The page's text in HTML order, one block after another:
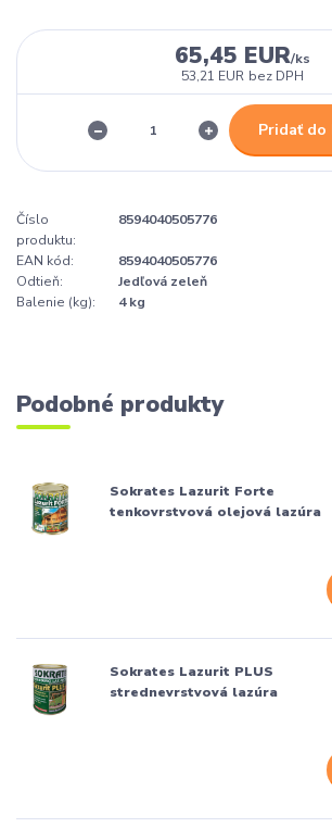
65,45 EUR/ks
53,21 EUR bez DPH
Pridať do
Číslo
produktu:
8594040505776
EAN kód:
8594040505776
Odtieň:
Jedľová zeleň
Balenie (kg):
4 kg
Podobné produkty
Sokrates Lazurit Forte
tenkovrstvová olejová lazúra
Sokrates Lazurit PLUS
strednevrstvová lazúra